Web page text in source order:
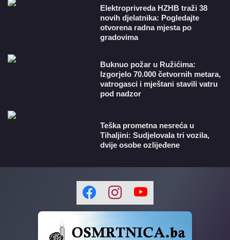
​Elektroprivreda HZHB traži 38
novih djelatnika: Pogledajte
otvorena radna mjesta po
gradovima
Buknuo požar u Ružićima:
Izgorjelo 70.000 četvornih metara,
vatrogasci i mještani stavili vatru
pod nadzor
Teška prometna nesreća u
Tihaljini: Sudjelovala tri vozila,
dvije osobe ozlijeđene